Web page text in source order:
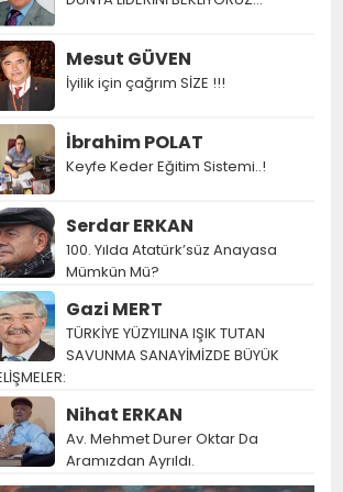
Mesut GÜVEN
İyilik için çağrım SİZE !!!
İbrahim POLAT
Keyfe Keder Eğitim Sistemi..!
Serdar ERKAN
100. Yılda Atatürk’süz Anayasa
Mümkün Mü?
Gazi MERT
TÜRKİYE YÜZYILINA IŞIK TUTAN
SAVUNMA SANAYİMİZDE BÜYÜK
Nihat ERKAN
Av. Mehmet Durer Oktar Da
Aramızdan Ayrıldı.